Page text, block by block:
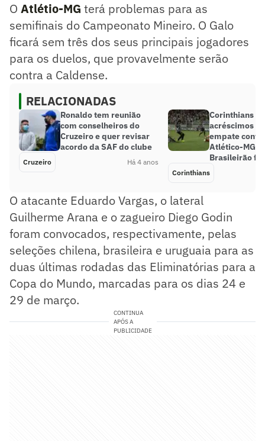
O Atlétio-MG terá problemas para as
semifinais do Campeonato Mineiro. O Galo
ficará sem três dos seus principais jogadores
para os duelos, que provavelmente serão
contra a Caldense.
RELACIONADAS
Ronaldo tem reunião
com conselheiros do
Cruzeiro e quer revisar
acordo da SAF do clube
Cruzeiro Há 4 anos
Corinthians
acréscimos e
empate
Atlético-MG
Brasileirão
Corinthians
O atacante Eduardo Vargas, o lateral
Guilherme Arana e o zagueiro Diego Godin
foram convocados, respectivamente, pelas
seleções chilena, brasileira e uruguaia para as
duas últimas rodadas das Eliminatórias para a
Copa do Mundo, marcadas para os dias 24 e
29 de março.
CONTINUA
APÓS A
PUBLICIDADE